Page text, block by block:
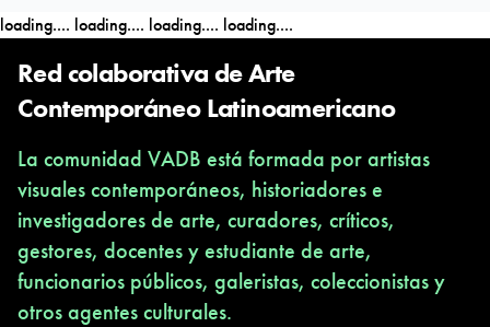
loading.... loading.... loading.... loading....
Red colaborativa de Arte
Contemporáneo Latinoamericano
La comunidad VADB está formada por artistas
visuales contemporáneos, historiadores e
investigadores de arte, curadores, críticos,
gestores, docentes y estudiante de arte,
funcionarios públicos, galeristas, coleccionistas y
otros agentes culturales.